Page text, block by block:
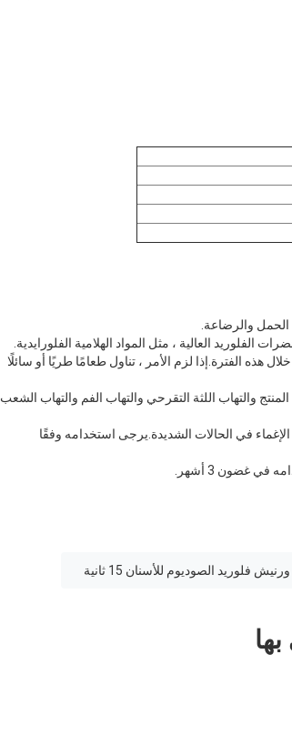
الإمكان خلال هذه الفترة.إذا لزم الأمر ، تناول طعامًا طريًا أو سائلًا
والتهاب اللثة التقرحي والتهاب الفم والتهاب الشعب
الإغماء في الحالات الشديدة.يرجى استخدامه وفقًا
ورنيش فلوريد الصوديوم للأسنان 15 ثانية